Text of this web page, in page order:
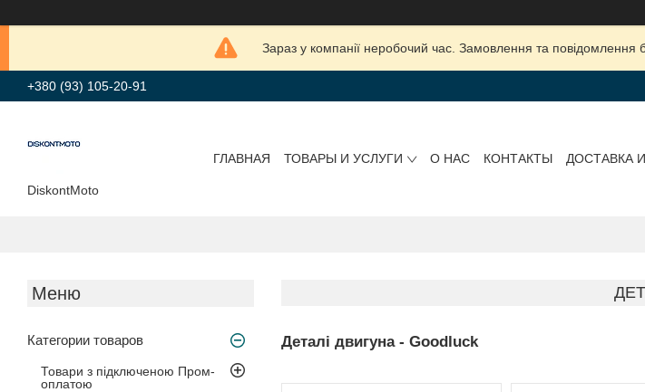
Зараз у компанії неробочий час. Замовлення та повідомлення
+380 (93) 105-20-91
DiskontMoto
ГЛАВНАЯ ТОВАРЫ И УСЛУГИ О НАС КОНТАКТЫ ДОСТАВКА
Категории товаров
Товари з підключеною Пром-
оплатою
Деталі двигуна - Goodluck